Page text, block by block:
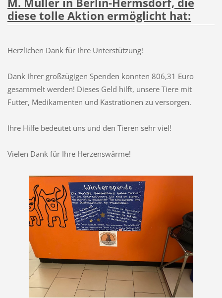
diese tolle Aktion ermöglicht hat:
Herzlichen Dank für Ihre Unterstützung!
Dank Ihrer großzügigen Spenden konnten 806,31 Euro
gesammelt werden! Dieses Geld hilft, unsere Tiere mit
Futter, Medikamenten und Kastrationen zu versorgen.
Ihre Hilfe bedeutet uns und den Tieren sehr viel!
Vielen Dank für Ihre Herzenswärme!